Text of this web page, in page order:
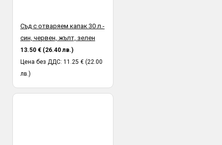
Съд с отваряем капак 30 л.-
син, червен, жълт, зелен
13.50 € (26.40 лв.)
Цена без ДДС: 11.25 € (22.00
лв.)